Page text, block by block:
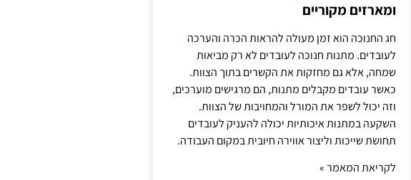
ומארזים מקוריים
חג החנוכה הוא זמן מעולה להראות הכרה והערכה
לעובדים. מתנות חנוכה לעובדים לא רק מביאות
שמחה, אלא גם מחזקות את הקשרים בתוך הצוות.
כאשר עובדים מקבלים מתנות, הם מרגישים מוערכים,
וזה יכול לשפר את המורל והמחויבות של הצוות.
השקעה במתנות איכותיות יכולה להעניק לעובדים
תחושת שייכות וליצור אווירה חיובית במקום העבודה.
לקריאת המאמר »